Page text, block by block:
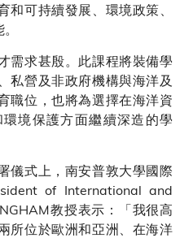
可持續發展、環境政策、
需求甚殷。此課程將裝備學
私營及非政府機構與海洋及
職位，也將為選擇在海洋資
境保護方面繼續深造的學
儀式上，南安普敦大學國際
of International and
教授表示：「我很高
所位於歐洲和亞洲、在海洋